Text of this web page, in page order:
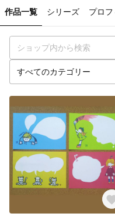
作品一覧 シリーズ プロ